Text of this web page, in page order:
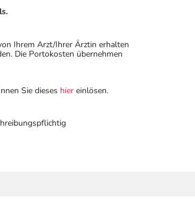
Ihrem Arzt/Ihrer Ärztin erhalten
Die Portokosten übernehmen
Sie dieses hier einlösen.